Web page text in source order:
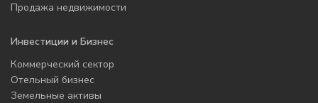
Продажа недвижимости
Инвестиции и Бизнес
Коммерческий сектор
Отельный бизнес
Земельные активы